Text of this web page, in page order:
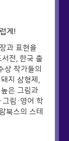
게!
과 표현을
전, 한국 출
상 작가들의
지 삼형제,
은 그림과
그림·영어 학
북스의 스테